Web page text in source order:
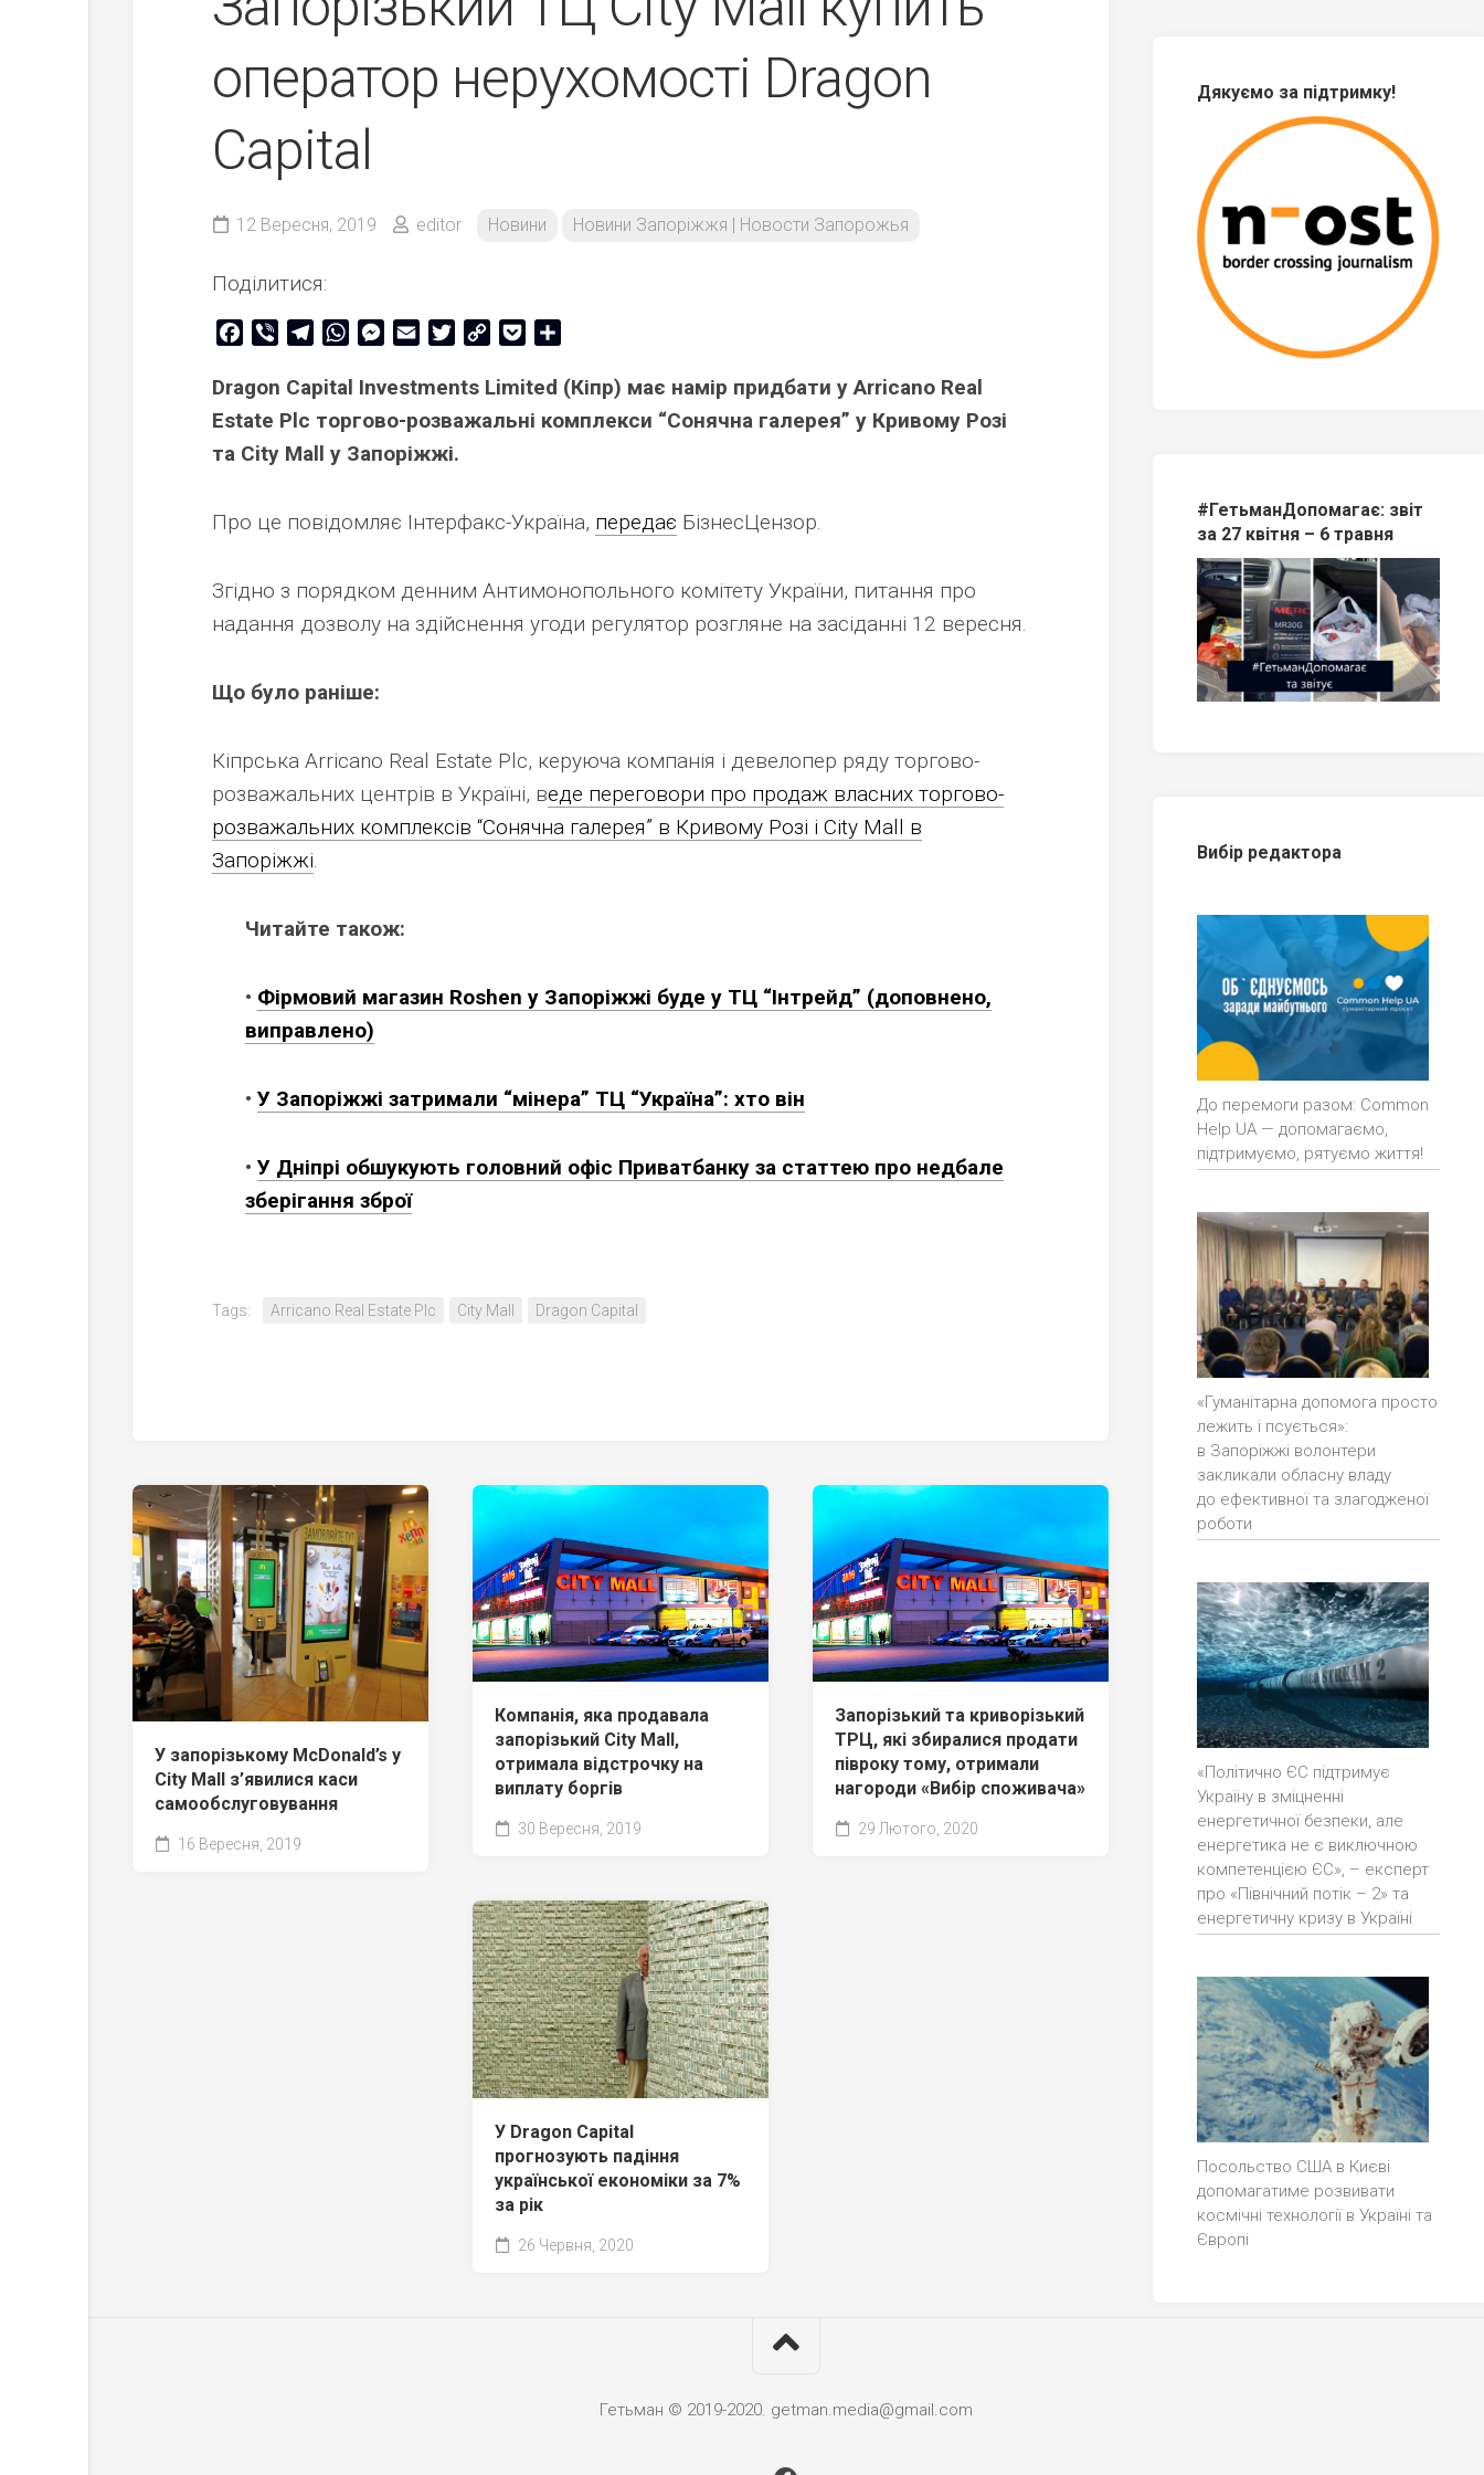
оператор нерухомості Dragon
Capital
12 Вересня, 2019 editor Новини Новини Запоріжжя | Новости Запорожья
Поділитися:
Facebook
Viber TelegramWhatsAppMessenger
Email TwitterCopy
Pocket
Dragon Capital Investments Limited (Кіпр) має намір придбати у Arricano Real
Estate Plc торгово-розважальні комплекси “Сонячна галерея” у Кривому Розі
та City Mall у Запоріжжі.
Про це повідомляє Інтерфакс-Україна, передає БізнесЦензор.
Згідно з порядком денним Антимонопольного комітету України, питання про
надання дозволу на здійснення угоди регулятор розгляне на засіданні 12 вересня.
Що було раніше:
Кіпрська Arricano Real Estate Plc, керуюча компанія і девелопер ряду торгово-
розважальних центрів в Україні, веде переговори про продаж власних торгово-
розважальних комплексів “Сонячна галерея” в Кривому Розі і City Mall в
Запоріжжі.
Читайте також:
• Фірмовий магазин Roshen у Запоріжжі буде у ТЦ “Інтрейд” (доповнено,
виправлено)
• У Запоріжжі затримали “мінера” ТЦ “Україна”: хто він
• У Дніпрі обшукують головний офіс Приватбанку за статтею про недбале
зберігання зброї
Tags: Arricano Real Estate Plc City Mall Dragon Capital
У запорізькому McDonald’s у
City Mall з’явилися каси
самообслуговування
16 Вересня, 2019
Компанія, яка продавала
запорізький City Mall,
отримала відстрочку на
виплату боргів
30 Вересня, 2019
Запорізький та криворізький
ТРЦ, які збиралися продати
півроку тому, отримали
нагороди «Вибір споживача»
29 Лютого, 2020
У Dragon Capital
прогнозують падіння
української економіки за 7%
за рік
26 Червня, 2020
Дякуємо за підтримку!
#ГетьманДопомагає: звіт
за 27 квітня – 6 травня
Вибір редактора
До перемоги разом: Common
Help UA — допомагаємо,
підтримуємо, рятуємо життя!
«Гуманітарна допомога просто
лежить і псується»:
в Запоріжжі волонтери
закликали обласну владу
до ефективної та злагодженої
роботи
«Політично ЄС підтримує
Україну в зміцненні
енергетичної безпеки, але
енергетика не є виключною
компетенцією ЄС», – експерт
про «Північний потік – 2» та
енергетичну кризу в Україні
Посольство США в Києві
допомагатиме розвивати
космічні технології в Україні та
Європі
Гетьман © 2019-2020. getman.media@gmail.com